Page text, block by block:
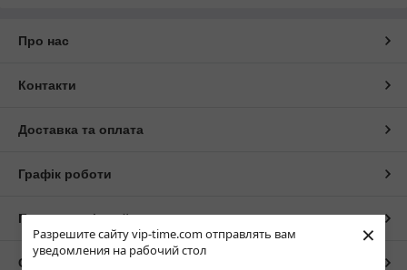
Разрешите сайту vip-time.com отправлять вам
уведомления на рабочий стол
×
Про нас
Контакти
Доставка та оплата
Графік роботи
Повна версія сайту
Сайт створено на маркетплейсі